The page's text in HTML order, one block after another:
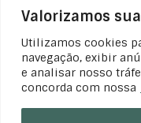
Valorizamos
Utilizamos cookies
navegação, exibir
e analisar nosso
concorda com nossa